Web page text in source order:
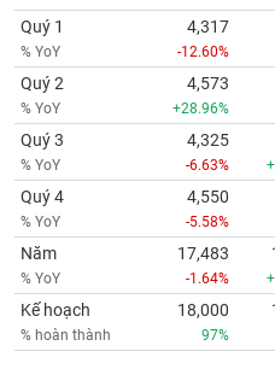
Quý 1
% YoY
4,317
-12.60%
Quý 2
% YoY
4,573
+28.96%
Quý 3
% YoY
4,325
-6.63%
Quý 4
% YoY
4,550
-5.58%
Năm
% YoY
17,483
-1.64%
Kế hoạch
% hoàn thành
18,000
97%